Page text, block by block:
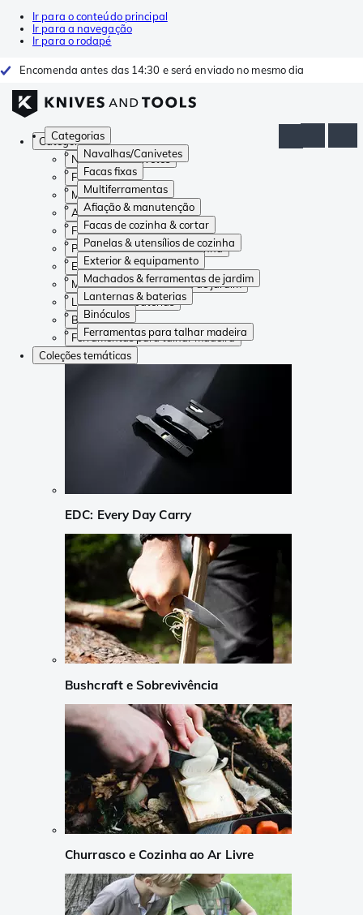
Ir para o conteúdo principal
Ir para a navegação
Ir para o rodapé
Encomenda antes das 14:30 e será enviado no mesmo dia
Categorias
Navalhas/Canivetes
Facas fixas
Multiferramentas
Afiação & manutenção
Facas de cozinha & cortar
Panelas & utensílios de cozinha
Exterior & equipamento
Machados & ferramentas de jardim
Lanternas & baterias
Binóculos
Ferramentas para talhar madeira
Categorias
Navalhas/Canivetes
Facas fixas
Multiferramentas
Afiação & manutenção
Facas de cozinha & cortar
Panelas & utensílios de cozinha
Exterior & equipamento
Machados & ferramentas de jardim
Lanternas & baterias
Binóculos
Ferramentas para talhar madeira
Coleções temáticas
EDC: Every Day Carry
Bushcraft e Sobrevivência
Churrasco e Cozinha ao Ar Livre